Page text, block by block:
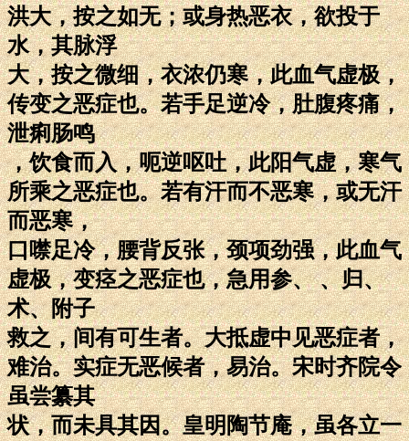
洪大，按之如无；或身热恶衣，欲投于
水，其脉浮
大，按之微细，衣浓仍寒，此血气虚极，
传变之恶症也。若手足逆冷，肚腹疼痛，
泄痢肠鸣
，饮食而入，呃逆呕吐，此阳气虚，寒气
所乘之恶症也。若有汗而不恶寒，或无汗
而恶寒，
口噤足冷，腰背反张，颈项劲强，此血气
虚极，变痉之恶症也，急用参、 、归、
术、附子
救之，间有可生者。大抵虚中见恶症者，
难治。实症无恶候者，易治。宋时齐院令
虽尝纂其
状，而未具其因。皇明陶节庵，虽各立一